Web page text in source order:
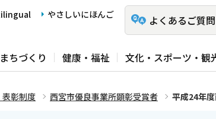
やさしいにほんご よくあるご質問
ちづくり 健康・福祉 文化・スポーツ・観
彰制度 西宮市優良事業所顕彰受賞者 平成24年